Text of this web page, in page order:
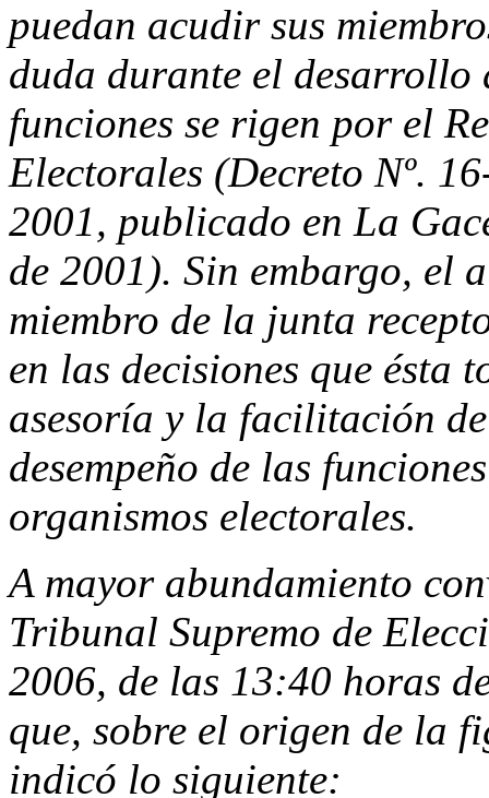
puedan acudir sus
duda durante el
funciones se rigen por el
Electorales (Decreto Nº.
2001, publicado en La
de 2001). Sin embargo, el
miembro de la junta
en las decisiones que ésta
asesoría y la facilitación
desempeño de las
organismos electorales.
A mayor abundamiento
Tribunal Supremo de
2006, de las 13:40 horas
que, sobre el origen de la
indicó lo siguiente: